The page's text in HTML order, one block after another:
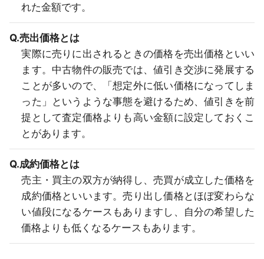
れた金額です。
Q.売出価格とは
実際に売りに出されるときの価格を売出価格といい
ます。中古物件の販売では、値引き交渉に発展する
ことが多いので、「想定外に低い価格になってしま
った」というような事態を避けるため、値引きを前
提として査定価格よりも高い金額に設定しておくこ
とがあります。
Q.成約価格とは
売主・買主の双方が納得し、売買が成立した価格を
成約価格といいます。売り出し価格とほぼ変わらな
い値段になるケースもありますし、自分の希望した
価格よりも低くなるケースもあります。